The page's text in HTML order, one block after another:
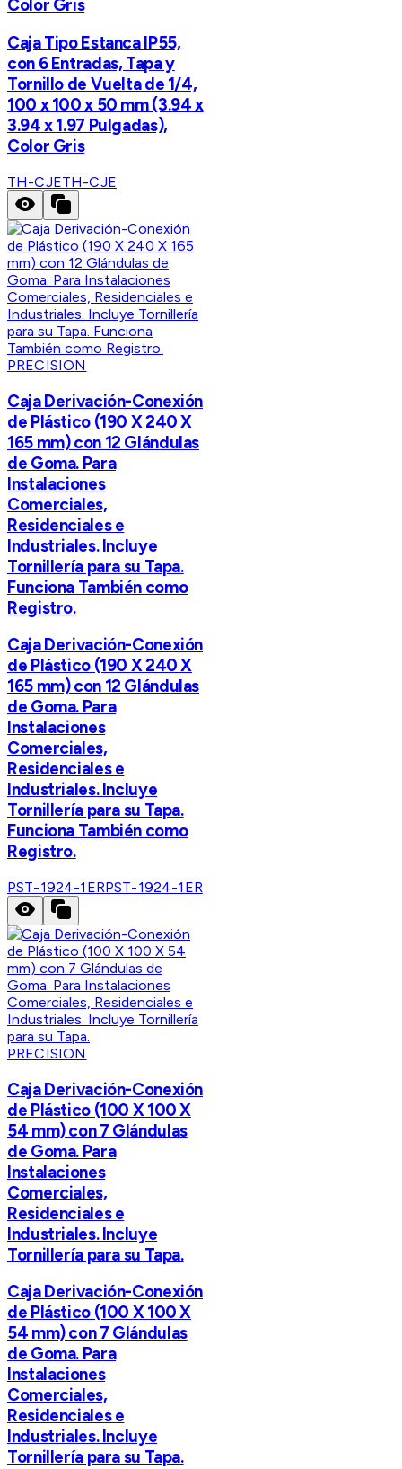
Color Gris
Caja Tipo Estanca IP55,
con 6 Entradas, Tapa y
Tornillo de Vuelta de 1/4,
100 x 100 x 50 mm (3.94 x
3.94 x 1.97 Pulgadas),
Color Gris
TH-CJETH-CJE
PRECISION
Caja Derivación-Conexión
de Plástico (190 X 240 X
165 mm) con 12 Glándulas
de Goma. Para
Instalaciones
Comerciales,
Residenciales e
Industriales. Incluye
Tornillería para su Tapa.
Funciona También como
Registro.
Caja Derivación-Conexión
de Plástico (190 X 240 X
165 mm) con 12 Glándulas
de Goma. Para
Instalaciones
Comerciales,
Residenciales e
Industriales. Incluye
Tornillería para su Tapa.
Funciona También como
Registro.
PST-1924-1ERPST-1924-1ER
PRECISION
Caja Derivación-Conexión
de Plástico (100 X 100 X
54 mm) con 7 Glándulas
de Goma. Para
Instalaciones
Comerciales,
Residenciales e
Industriales. Incluye
Tornillería para su Tapa.
Caja Derivación-Conexión
de Plástico (100 X 100 X
54 mm) con 7 Glándulas
de Goma. Para
Instalaciones
Comerciales,
Residenciales e
Industriales. Incluye
Tornillería para su Tapa.